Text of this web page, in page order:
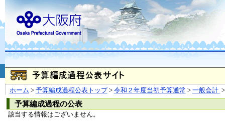
ホーム > 予算編成過程公表トップ> 令和２年度当初予算通常 > 一般会計 >
予算編成過程の公表
該当する情報はございません。
お問合せ
大阪府
（法人番号 4000020270008）
本庁 〒540-8570
大阪市
〒559-8555